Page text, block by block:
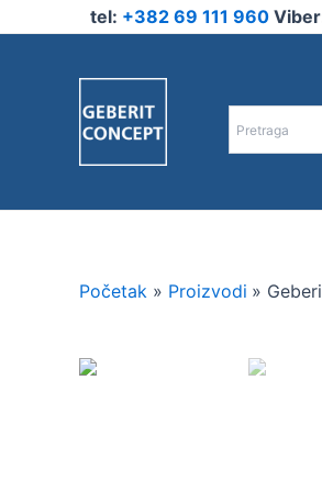
tel: +382 69 111 960
Početak Proizvodi